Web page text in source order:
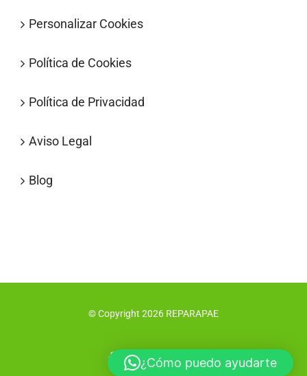
Personalizar Cookies
Política de Cookies
Política de Privacidad
Aviso Legal
Blog
© Copyright 2026 REPARAPAE
Facebook
X Instagram
Pinterest
¿Cómo puedo ayudarte